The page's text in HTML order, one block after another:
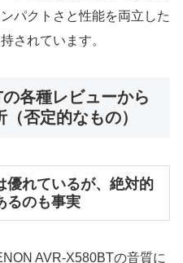
パクトさと性能を両立した
されています。
各種レビューから
否定的なもの）
優れているが、絶対的
るのも事実
AVR-X580BTの音質に